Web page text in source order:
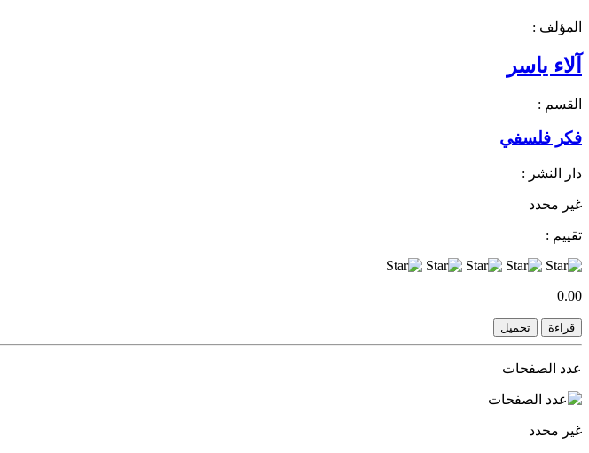
المؤلف :
آلاء ياسر
القسم :
فكر فلسفي
دار النشر :
غير محدد
تقييم :
0.00
قراءة تحميل
عدد الصفحات
غير محدد